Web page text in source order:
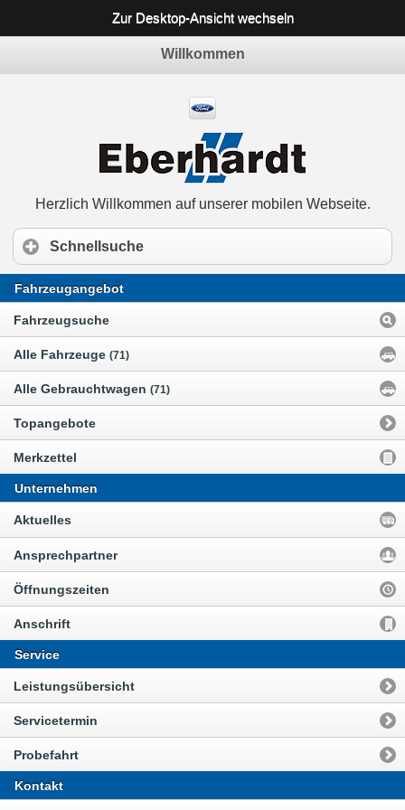
Zur Desktop-Ansicht wechseln
Willkommen
Herzlich Willkommen auf unserer mobilen Webseite.
Schnellsuche
Fahrzeugangebot
Fahrzeugsuche
Alle Fahrzeuge (71)
Alle Gebrauchtwagen (71)
Topangebote
Merkzettel
Unternehmen
Aktuelles
Ansprechpartner
Öffnungszeiten
Anschrift
Service
Leistungsübersicht
Servicetermin
Probefahrt
Kontakt